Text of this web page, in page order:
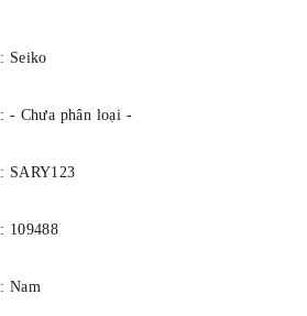
: Seiko
: - Chưa phân loại -
: SARY123
: 109488
: Nam